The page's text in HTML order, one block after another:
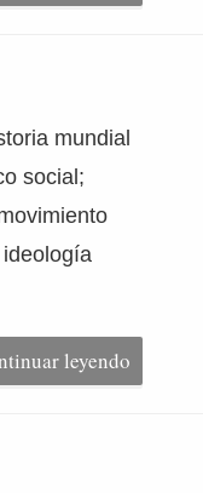
mundial
social;
leyendo